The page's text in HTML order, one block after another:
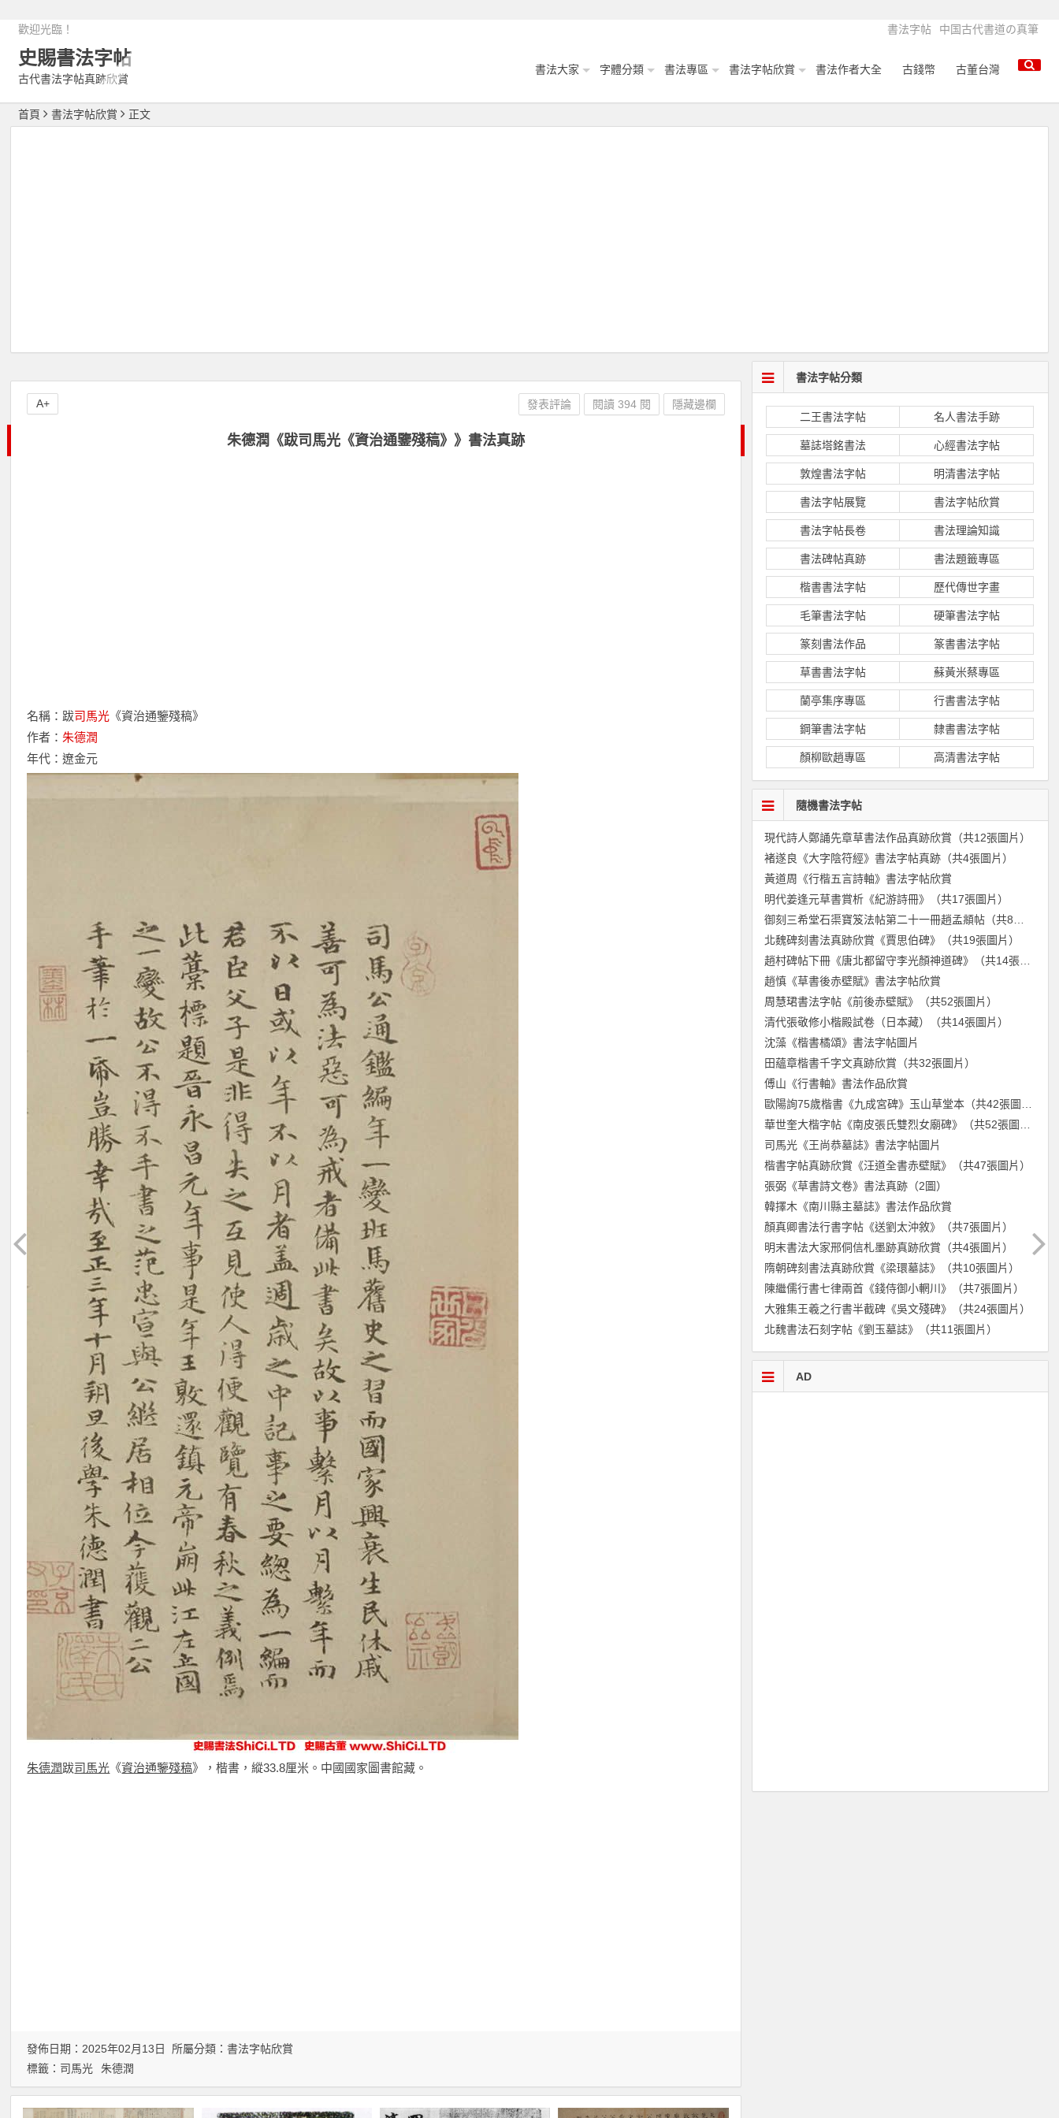
歡迎光臨！ 書法字帖 中国古代書道の真筆
史賜書法字帖
古代書法字帖真跡欣賞
書法大家 字體分類 書法專區 書法字帖欣賞 書法作者大全 古錢幣 古董台灣
首頁 書法字帖欣賞 正文
朱德潤《跋司馬光《資治通鑒殘稿》》書法真跡
名稱：跋司馬光 《資治通鑒殘稿》
作者： 朱德潤
年代：遼金元
朱德潤跋司馬光 《資治通鑒殘稿》，楷書，縱33.8厘米。中國國家圖書館藏。
發表評論 閱讀 394 閱 隱藏邊欄
A+
發佈日期：2025年02月13日 所屬分類：書法字帖欣賞
標籤： 司馬光 朱德潤
書法字帖分類
二王書法字帖 名人書法手跡
墓誌塔銘書法 心經書法字帖
敦煌書法字帖 明清書法字帖
書法字帖展覽 書法字帖欣賞
書法字帖長卷 書法理論知識
書法碑帖真跡 書法題籤專區
楷書書法字帖 歷代傳世字畫
毛筆書法字帖 硬筆書法字帖
篆刻書法作品 篆書書法字帖
草書書法字帖 蘇黃米蔡專區
蘭亭集序專區 行書書法字帖
鋼筆書法字帖 隸書書法字帖
顏柳歐趙專區 高清書法字帖
隨機書法字帖
現代詩人鄭誦先章草書法作品真跡欣賞（共12張圖片）
褚遂良《大字陰符經》書法字帖真跡（共4張圖片）
黃道周《行楷五言詩軸》書法字帖欣賞
明代姜逢元草書賞析《紀游詩冊》（共17張圖片）
北魏碑刻書法真跡欣賞《賈思伯碑》（共19張圖片）
趙村碑帖下冊《唐北都留守李光顏神道碑》（共14張圖片）
趙慎《草書後赤壁賦》書法字帖欣賞
周慧珺書法字帖《前後赤壁賦》（共52張圖片）
清代張敬修小楷殿試卷（日本藏）（共14張圖片）
沈藻《楷書橘頌》書法字帖圖片
田蘊章楷書千字文真跡欣賞（共32張圖片）
傅山《行書軸》書法作品欣賞
司馬光《王尚恭墓誌》書法字帖圖片
楷書字帖真跡欣賞《汪道全書赤壁賦》（共47張圖片）
張弼《草書詩文卷》書法真跡（2圖）
韓擇木《南川縣主墓誌》書法作品欣賞
顏真卿書法行書字帖《送劉太沖敘》（共7張圖片）
明末書法大家邢侗信札墨跡真跡欣賞（共4張圖片）
隋朝碑刻書法真跡欣賞《梁環墓誌》（共10張圖片）
陳繼儒行書七律兩首《錢侍御小輞川》（共7張圖片）
大雅集王羲之行書半截碑《吳文殘碑》（共24張圖片）
北魏書法石刻字帖《劉玉墓誌》（共11張圖片）
AD